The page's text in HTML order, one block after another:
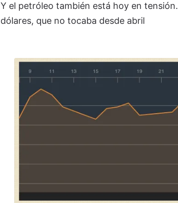
Y el petróleo también está hoy en
dólares, que no tocaba desde abril